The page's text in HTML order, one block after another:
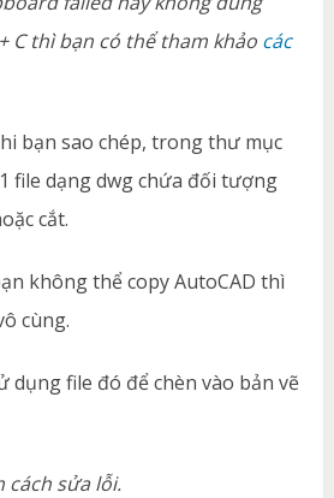
C thì bạn có thể tham khảo các
bạn sao chép, trong thư mục
file dạng dwg chứa đối tượng
cắt.
không thể copy AutoCAD thì
cùng.
dụng file đó để chèn vào bản vẽ
cách sửa lỗi.